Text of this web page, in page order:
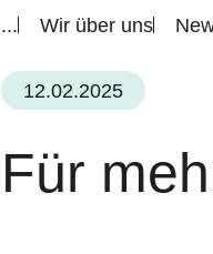
... Wir über uns
12.02.2025
Für